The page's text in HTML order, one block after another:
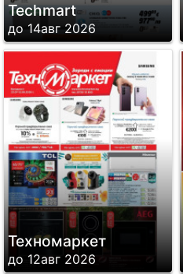
Techmart
до 14авг 2026
Техномаркет
до 12авг 2026